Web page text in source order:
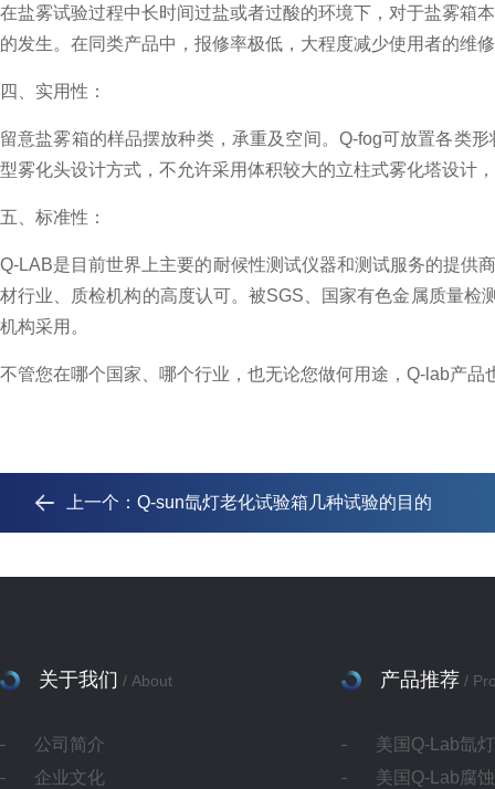
在盐雾试验过程中长时间过盐或者过酸的环境下，对于盐雾箱
的发生。在同类产品中，报修率极低，大程度减少使用者的维
四、实用性：
留意盐雾箱的样品摆放种类，承重及空间。Q-fog可放置各类
型雾化头设计方式，不允许采用体积较大的立柱式雾化塔设计
五、标准性：
Q-LAB是目前世界上主要的耐候性测试仪器和测试服务的提供
材行业、质检机构的高度认可。被SGS、国家有色金属质量
机构采用。
不管您在哪个国家、哪个行业，也无论您做何用途，Q-lab产品
上一个： Q-sun氙灯老化试验箱几种试验的目的
关于我们 / About
公司简介
企业文化
产品推荐 /
美国Q-Lab氙
美国Q-Lab腐